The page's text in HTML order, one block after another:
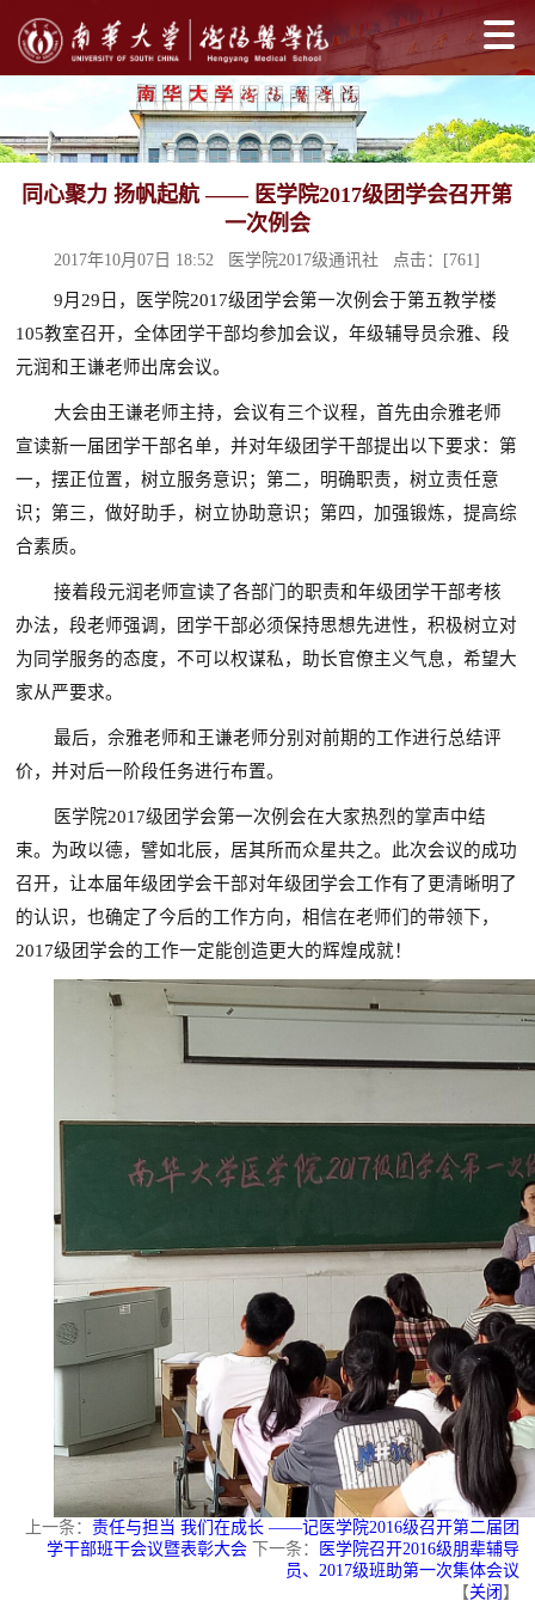
同心聚力 扬帆起航 —— 医学院2017级团学会召开第
一次例会
2017年10月07日 18:52 医学院2017级通讯社 点击：[761]
9月29日，医学院2017级团学会第一次例会于第五教学楼
105教室召开，全体团学干部均参加会议，年级辅导员佘雅、段
元润和王谦老师出席会议。
大会由王谦老师主持，会议有三个议程，首先由佘雅老师
宣读新一届团学干部名单，并对年级团学干部提出以下要求：第
一，摆正位置，树立服务意识；第二，明确职责，树立责任意
识；第三，做好助手，树立协助意识；第四，加强锻炼，提高综
合素质。
接着段元润老师宣读了各部门的职责和年级团学干部考核
办法，段老师强调，团学干部必须保持思想先进性，积极树立对
为同学服务的态度，不可以权谋私，助长官僚主义气息，希望大
家从严要求。
最后，佘雅老师和王谦老师分别对前期的工作进行总结评
价，并对后一阶段任务进行布置。
医学院2017级团学会第一次例会在大家热烈的掌声中结
束。为政以德，譬如北辰，居其所而众星共之。此次会议的成功
召开，让本届年级团学会干部对年级团学会工作有了更清晰明了
的认识，也确定了今后的工作方向，相信在老师们的带领下，
2017级团学会的工作一定能创造更大的辉煌成就！
上一条： 责任与担当 我们在成长 ——记医学院2016级召开第二届团
学干部班干会议暨表彰大会下一条：
医学院召开2016级朋辈辅导
员、2017级班助第一次集体会议
【关闭 】